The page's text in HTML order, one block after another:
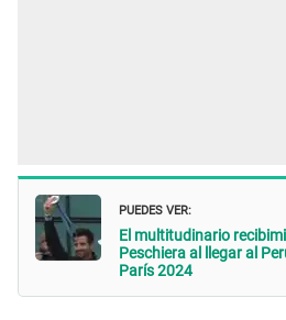
PUEDES VER:
El multitudinario
Peschiera al llegar al
París 2024